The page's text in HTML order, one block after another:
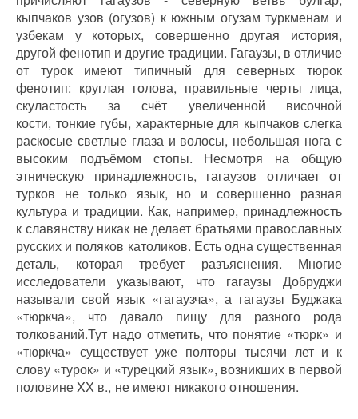
кыпчаков узов (огузов) к южным огузам туркменам и
узбекам у которых, совершенно другая история,
другой фенотип и другие традиции. Гагаузы, в отличие
от турок имеют типичный для северных тюрок
фенотип: круглая голова, правильные черты лица,
скуластость за счёт увеличенной височной
кости, тонкие губы, характерные для кыпчаков слегка
раскосые светлые глаза и волосы, небольшая нога с
высоким подъёмом стопы. Несмотря на общую
этническую принадлежность, гагаузов отличает от
турков не только язык, но и совершенно разная
культура и традиции. Как, например, принадлежность
к славянству никак не делает братьями православных
русских и поляков католиков. Есть одна существенная
деталь, которая требует разъяснения. Многие
исследователи указывают, что гагаузы Добруджи
называли свой язык «гагаузча», а гагаузы Буджака
«тюркча», что давало пищу для разного рода
толкований.Тут надо отметить, что понятие «тюрк» и
«тюркча» существует уже полторы тысячи лет и к
слову «турок» и «турецкий язык», возникших в первой
половине XX в., не имеют никакого отношения.